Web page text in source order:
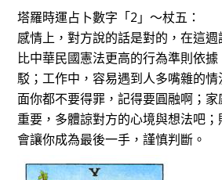
塔羅時運占卜數字「2」～杖五：
感情上，對方說的話是對的，在這
比中華民國憲法更高的行為準則依
駁；工作中，容易遇到人多嘴雜的
面你都不要得罪，記得要圓融啊；
重要，多體諒對方的心境與想法吧
會讓你成為最後一手，謹慎判斷。